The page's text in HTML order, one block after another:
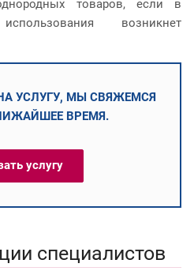
товаров, если в
возникнет
УСЛУГУ, МЫ СВЯЖЕМСЯ
ВРЕМЯ.
услугу
специалистов